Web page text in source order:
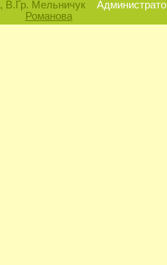
, В.Гр. Мельничук
Романова